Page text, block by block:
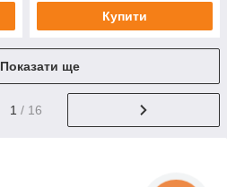
Купити
Показати ще
1 / 16